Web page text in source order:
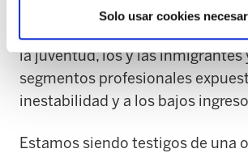
Solo usar cookies
de la sociedad, reforzando las
que recaen principalmente sobre
la juventud, los y las inmigrantes
segmentos profesionales
inestabilidad y a los bajos
Estamos siendo testigos de una